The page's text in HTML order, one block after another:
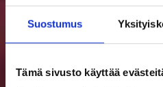
Suostumus
Tämä sivusto käyttää